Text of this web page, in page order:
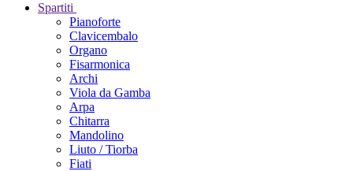
Spartiti
Pianoforte
Clavicembalo
Organo
Fisarmonica
Archi
Viola da Gamba
Arpa
Chitarra
Mandolino
Liuto / Tiorba
Fiati